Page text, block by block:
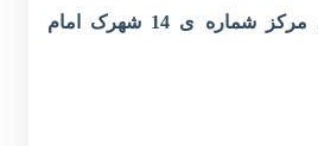
کانون پرورش فکری مرکز شماره ی 14 شهرک امام